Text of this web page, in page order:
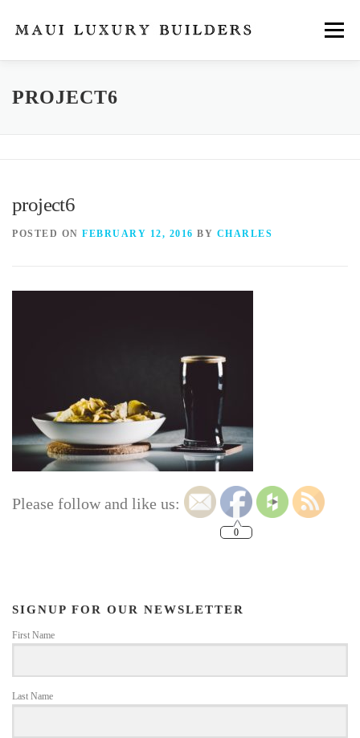
Menu
FEATURES ABOUT
PROJECT6
project6
POSTED ON FEBRUARY 12, 2016 BY CHARLES
Please follow and like us:
0
SIGNUP FOR OUR NEWSLETTER
First Name
Last Name